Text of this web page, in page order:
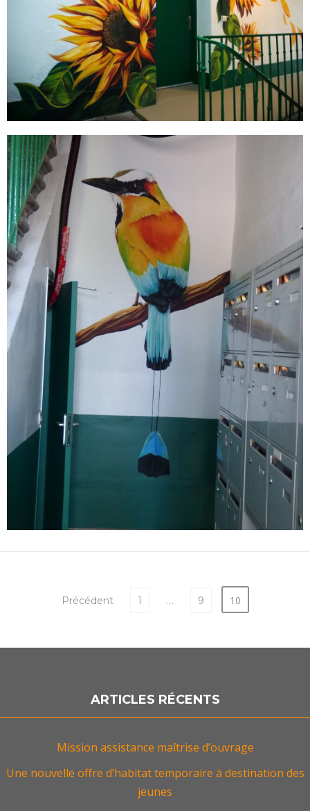
Précédent 1 … 9 10
ARTICLES RÉCENTS
Mission assistance maîtrise d’ouvrage
Une nouvelle offre d’habitat temporaire à destination des
jeunes